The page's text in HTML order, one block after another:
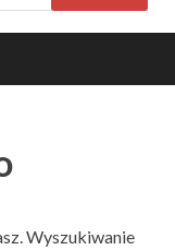
Wyszukiwanie